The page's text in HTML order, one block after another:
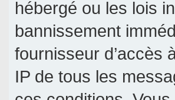
hébergé ou les lois
bannissement
fournisseur d’accès
IP de tous les